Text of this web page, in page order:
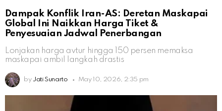
Dampak Konflik Iran-AS: Deretan Maskapai
Global Ini Naikkan Harga Tiket &
Penyesuaian Jadwal Penerbangan
Lonjakan harga avtur hingga 150 persen memaksa
maskapai ambil langkah drastis
by Jati Sunarto May 10, 2026, 2:35 pm